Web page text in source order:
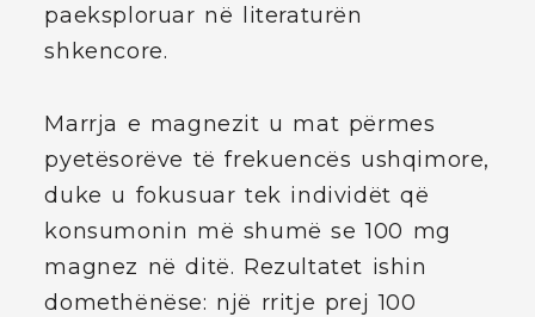
paeksploruar në literaturën
shkencore.
Marrja e magnezit u mat përmes
pyetësorëve të frekuencës ushqimore,
duke u fokusuar tek individët që
konsumonin më shumë se 100 mg
magnez në ditë. Rezultatet ishin
domethënëse: një rritje prej 100